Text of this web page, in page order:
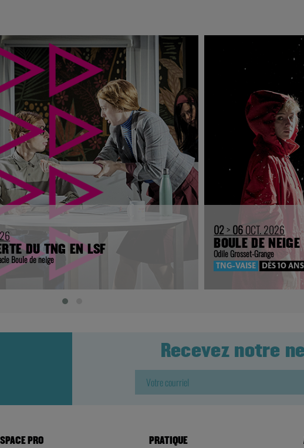
DU TNG EN LSF
Boule de neige
02>06OCT. 2026
BOULE DE NEIGE
Odile Grosset-Grange
TNG-VAISE DÈS 10 ANS
Recevez notre
PRO PRATIQUE